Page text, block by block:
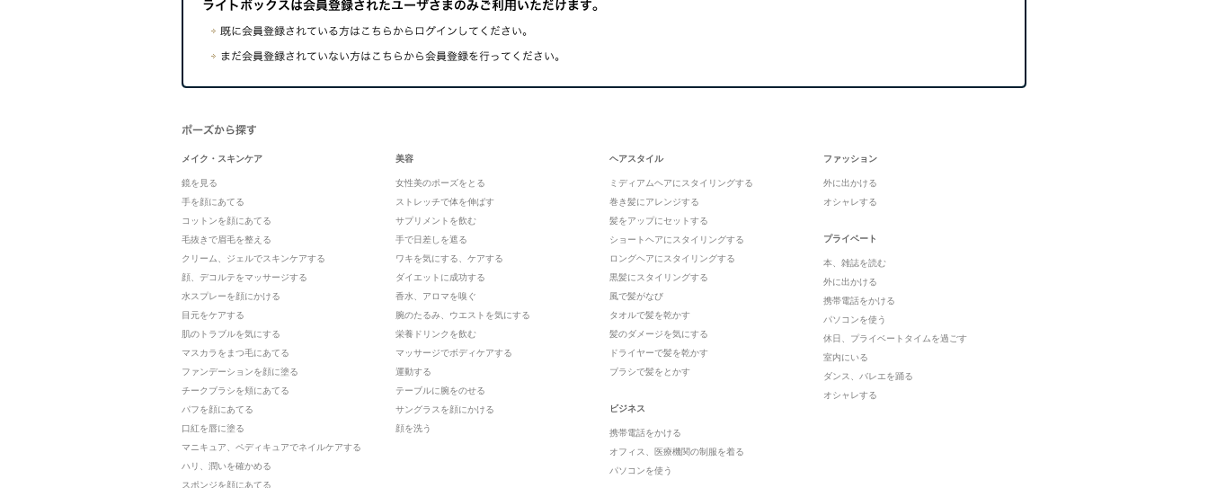
メイク・スキンケア
鏡を見る
手を顔にあてる
コットンを顔にあてる
毛抜きで眉毛を整える
クリーム、ジェルでスキンケアする
顔、デコルテをマッサージする
水スプレーを顔にかける
目元をケアする
肌のトラブルを気にする
マスカラをまつ毛にあてる
ファンデーションを顔に塗る
チークブラシを頬にあてる
パフを顔にあてる
口紅を唇に塗る
マニキュア、ペディキュアでネイルケアする
ハリ、潤いを確かめる
スポンジを顔にあてる
美容
女性美のポーズをとる
ストレッチで体を伸ばす
サプリメントを飲む
手で日差しを遮る
ワキを気にする、ケアする
ダイエットに成功する
香水、アロマを嗅ぐ
腕のたるみ、ウエストを気にする
栄養ドリンクを飲む
マッサージでボディケアする
運動する
テーブルに腕をのせる
サングラスを顔にかける
顔を洗う
ヘアスタイル
ミディアムヘアにスタイリングする
巻き髪にアレンジする
髪をアップにセットする
ショートヘアにスタイリングする
ロングヘアにスタイリングする
黒髪にスタイリングする
風で髪がなび
タオルで髪を乾かす
髪のダメージを気にする
ドライヤーで髪を乾かす
ブラシで髪をとかす
ビジネス
携帯電話をかける
オフィス、医療機関の制服を着る
パソコンを使う
ファッション
外に出かける
オシャレする
プライベート
本、雑誌を読む
外に出かける
携帯電話をかける
パソコンを使う
休日、プライベートタイムを過ごす
室内にいる
ダンス、バレエを踊る
オシャレする